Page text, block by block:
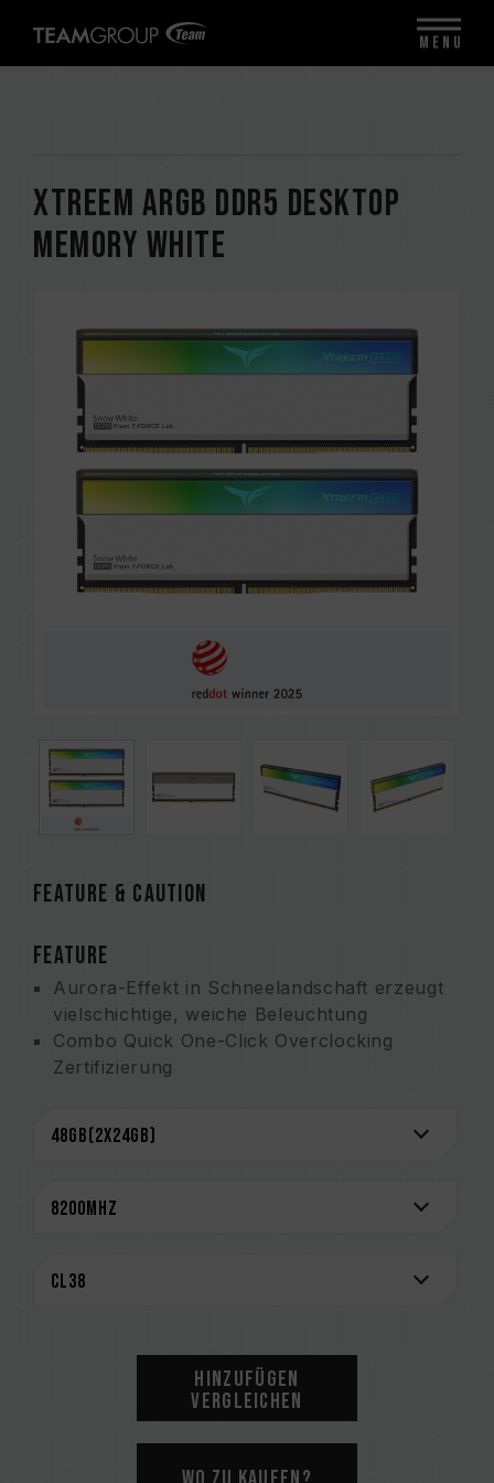
XTREEM ARGB DDR5 DESKTOP
MEMORY WHITE
FEATURE & CAUTION
FEATURE
Aurora-Effekt in Schneelandschaft erzeugt
vielschichtige, weiche Beleuchtung
Combo Quick One-Click Overclocking
Zertifizierung
Präziser 2 mm CNC-Heatspreader für
Die beste Wahl für Builds mit weißem Design
Verbessertes PMIC-Wärmeableitungsdesign
Wärmeentwicklung (US-Erfindungspatent
Nr.: US12111715B2)
Patentiertes IC-Grading-Verfahren für
Speicher gewährleistet Anwendbarkeit und
Hinzufügen
Vergleichen
MENU